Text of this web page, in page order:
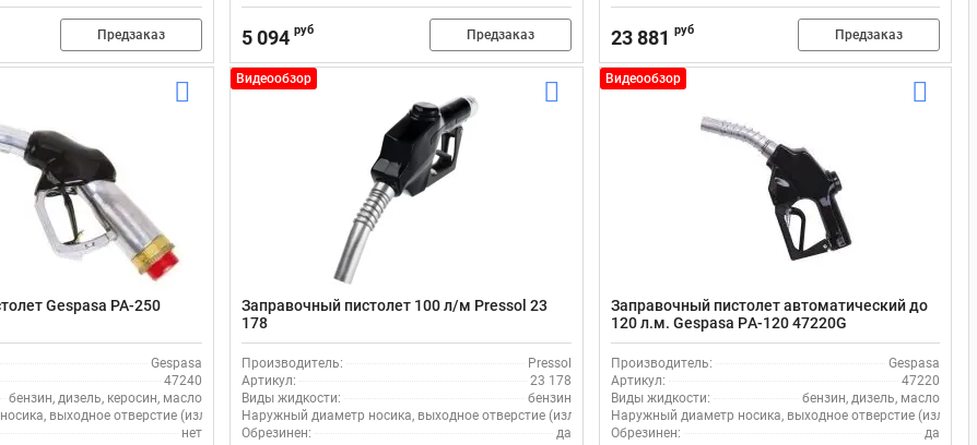
Предзаказ 5 094 руб Предзаказ 23 881 руб Предзаказ
Gespasa PA-250
Gespasa
47240
бензин, дизель, керосин, масло
выходное отверстие (излив), мм: 40
нет
Видеообзор
Заправочный пистолет 100 л/м Pressol 23
178
Производитель:
Pressol
Артикул:
23 178
Виды жидкости:
бензин
Наружный диаметр носика, выходное отверстие (излив), мм: 29
Обрезинен:
да
Видеообзор
Заправочный пистолет автоматический до
120 л.м. Gespasa PА-120 47220G
Производитель:
Gespasa
Артикул:
47220
Виды жидкости:
бензин, дизель, масло
Наружный диаметр носика, выходное отверстие (излив),
Обрезинен:
да